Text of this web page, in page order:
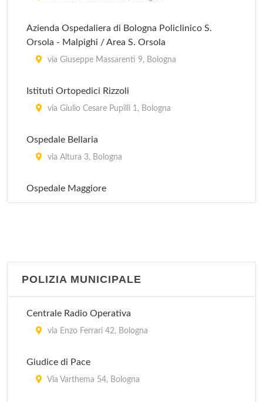
Azienda Ospedaliera di Bologna Policlinico S.
Orsola - Malpighi / Area S. Orsola
via Giuseppe Massarenti 9, Bologna
Istituti Ortopedici Rizzoli
via Giulio Cesare Pupilli 1, Bologna
Ospedale Bellaria
via Altura 3, Bologna
Ospedale Maggiore
POLIZIA MUNICIPALE
Centrale Radio Operativa
via Enzo Ferrari 42, Bologna
Giudice di Pace
Via Varthema 54, Bologna